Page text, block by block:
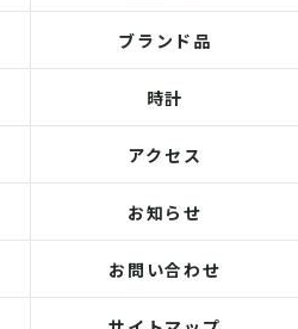
ブランド品
時計
アクセス
お知らせ
お問い合わせ